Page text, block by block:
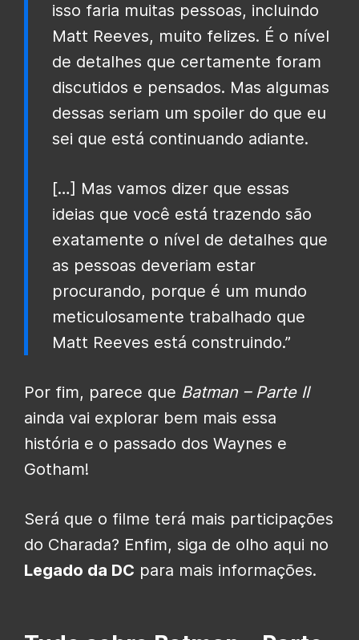
isso faria muitas pessoas, incluindo
Matt Reeves, muito felizes. É o nível
de detalhes que certamente foram
discutidos e pensados. Mas algumas
dessas seriam um spoiler do que eu
sei que está continuando adiante.
[…] Mas vamos dizer que essas
ideias que você está trazendo são
exatamente o nível de detalhes que
as pessoas deveriam estar
procurando, porque é um mundo
meticulosamente trabalhado que
Matt Reeves está construindo.”
Por fim, parece que Batman – Parte II
ainda vai explorar bem mais essa
história e o passado dos Waynes e
Gotham!
Será que o filme terá mais participações
do Charada? Enfim, siga de olho aqui no
Legado da DC para mais informações.